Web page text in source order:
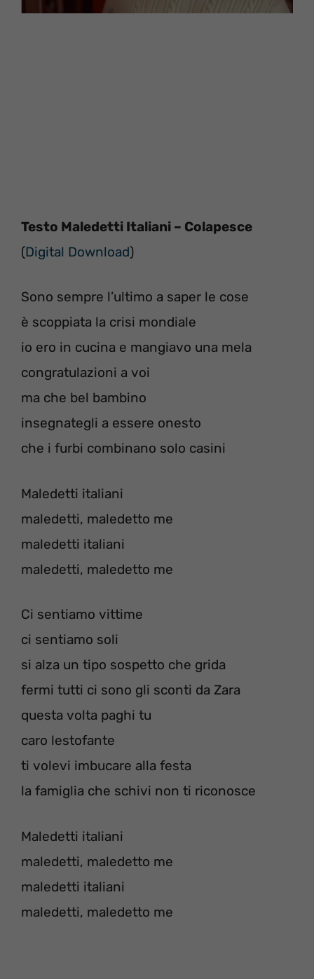
Testo Maledetti Italiani – Colapesce
(Digital Download)
Sono sempre l’ultimo a saper le cose
è scoppiata la crisi mondiale
io ero in cucina e mangiavo una mela
congratulazioni a voi
ma che bel bambino
insegnategli a essere onesto
che i furbi combinano solo casini
Maledetti italiani
maledetti, maledetto me
maledetti italiani
maledetti, maledetto me
Ci sentiamo vittime
ci sentiamo soli
si alza un tipo sospetto che grida
fermi tutti ci sono gli sconti da Zara
questa volta paghi tu
caro lestofante
ti volevi imbucare alla festa
la famiglia che schivi non ti riconosce
Maledetti italiani
maledetti, maledetto me
maledetti italiani
maledetti, maledetto me